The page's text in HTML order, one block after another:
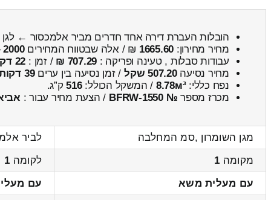
הובלות העברת דירה אחד חדרים מביר אלמכסור ← לגן
מחיר מחירון: 1665.60 ₪ / אלה שבטווח המחירים2000
עבודות סבלות , טעינה ופריקה : 707.29 ₪ / זמן : 22 דקות 7 שניות
מחיר נסיעה507.20 שקל / זמן נסיעה בין ערים39 דקות
נפח כללי:8.78м³ / המשקל הכולל:516ק”ג.
מכרז מספר № BFRW-1550 / הצעת מחיר עבור :
מגן השומרון ,סמ המחלבה
לביר
מקומה 1 לקומה 1
עם מעלית משא
עם